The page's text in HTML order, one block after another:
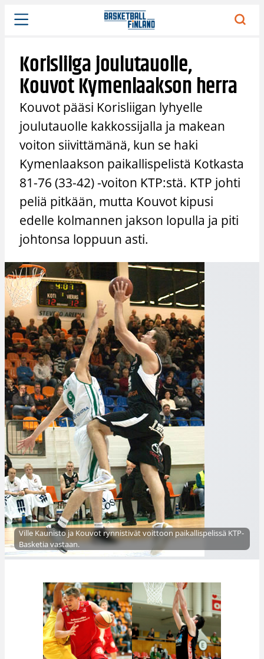
Siirry
sisältöön
Korisliiga joulutauolle,
Kouvot Kymenlaakson herra
Kouvot pääsi Korisliigan lyhyelle
joulutauolle kakkossijalla ja makean
voiton siivittämänä, kun se haki
Kymenlaakson paikallispelistä Kotkasta
81-76 (33-42) -voiton KTP:stä. KTP johti
peliä pitkään, mutta Kouvot kipusi
edelle kolmannen jakson lopulla ja piti
johtonsa loppuun asti.
Ville Kaunisto ja Kouvot rynnistivät voittoon paikallispelissä KTP-
Basketia vastaan.